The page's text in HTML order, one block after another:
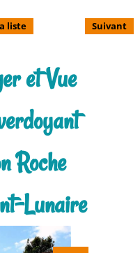
liste Suivant
et Vue
Roche
Lunaire